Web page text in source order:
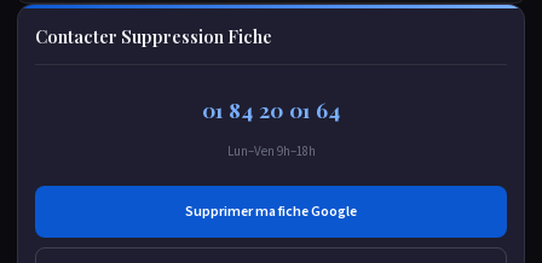
Contacter Suppression Fiche
01 84 20 01 64
Lun–Ven 9h–18h
Supprimer ma fiche Google